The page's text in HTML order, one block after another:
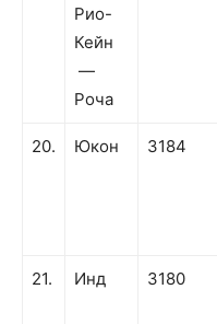
Рио-
Кейн
—
Роча
20. Юкон 3184
21. Инд 3180